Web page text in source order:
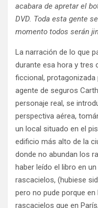
acabara de apretar el
DVD. Toda esta gente
momento todos serán
La narración de lo que
durante esa hora y tres
ficcional, protagonizada
agente de seguros
personaje real, se
perspectiva aérea,
un local situado en el
edificio más alto de la
donde no abundan los
haber leído el libro en
rascacielos, (hubiese
pero no pude porque
rascacielos que en